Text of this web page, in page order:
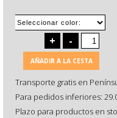
+ -
AÑADIR A LA CESTA
Transporte gratis en
Para pedidos inferiores:
Plazo para productos en